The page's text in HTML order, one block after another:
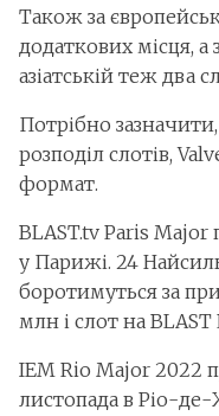
Також за
додаткових місця,
азіатській теж два
Потрібно
розподіл слотів,
формат.
BLAST.tv Paris Major
у Парижі. 24
боротимуться за
млн і слот на
IEM Rio Major 2022
листопада в Ріо-